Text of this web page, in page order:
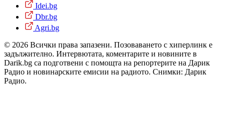
Idei.bg
Dbr.bg
Agri.bg
© 2026 Всички права запазени. Позоваването с хиперлинк е
задължително. Интервютата, коментарите и новините в
Darik.bg са подготвени с помощта на репортерите на Дарик
Радио и новинарските емисии на радиото. Снимки: Дарик
Радио.